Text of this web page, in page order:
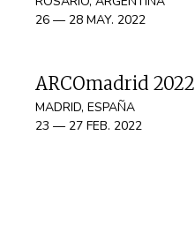
26 — 28 MAY. 2022
ARCOmadrid 2022
MADRID, ESPAÑA
23 — 27 FEB. 2022